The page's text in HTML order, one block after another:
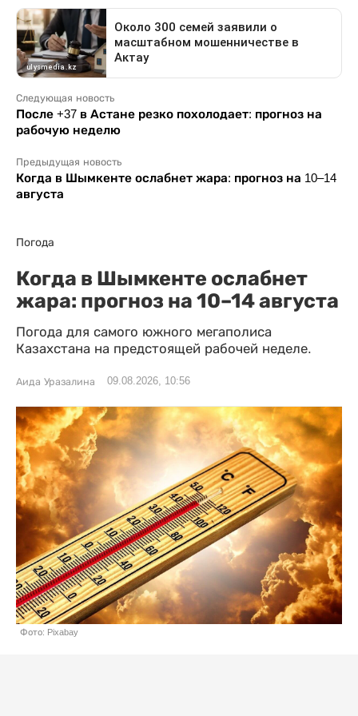
Следующая новость
После +37 в Астане резко похолодает: прогноз на
рабочую неделю
Предыдущая новость
Когда в Шымкенте ослабнет жара: прогноз на 10–14
августа
Погода
Когда в Шымкенте ослабнет
жара: прогноз на 10–14 августа
Погода для самого южного мегаполиса
Казахстана на предстоящей рабочей неделе.
Аида Уразалина 09.08.2026, 10:56
Фото: Pixabay